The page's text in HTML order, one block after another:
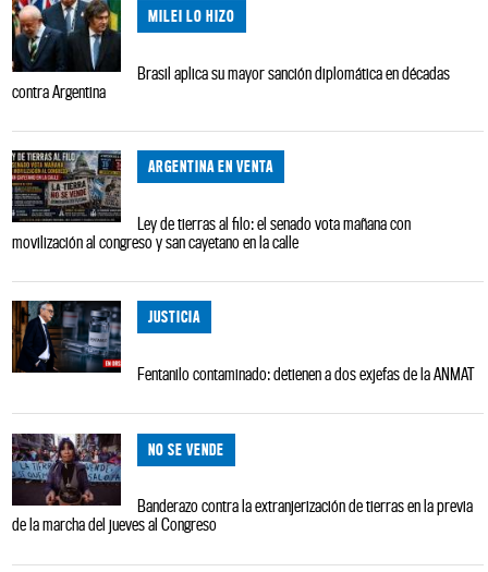
MILEI LO HIZO
Brasil aplica su mayor sanción diplomática en décadas
contra Argentina
ARGENTINA EN VENTA
Ley de tierras al filo: el senado vota mañana con
movilización al congreso y san cayetano en la calle
JUSTICIA
Fentanilo contaminado: detienen a dos exjefas de la ANMAT
NO SE VENDE
Banderazo contra la extranjerización de tierras en la previa
de la marcha del jueves al Congreso